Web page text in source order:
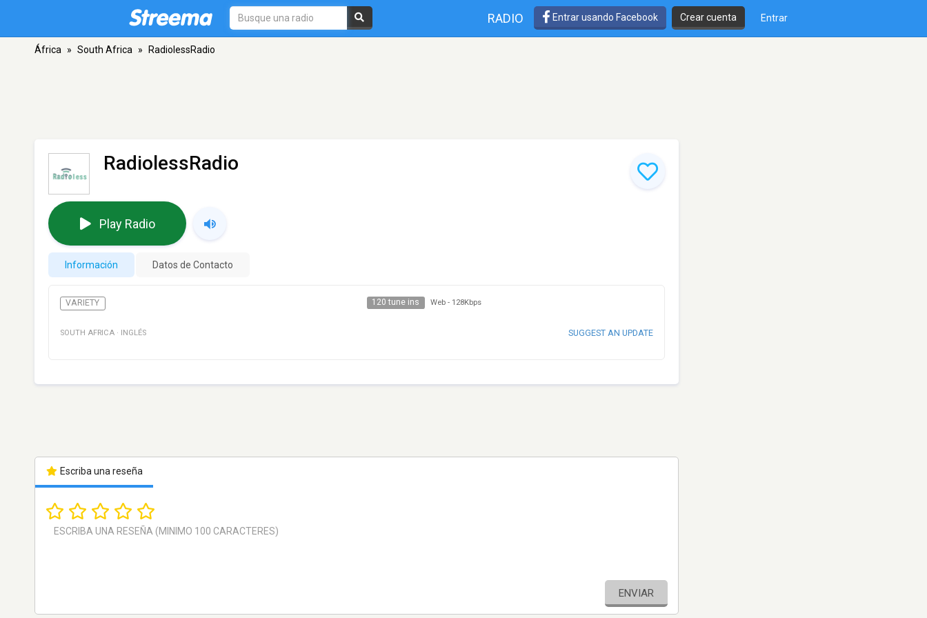
RADIO Entrar usando Facebook Crear cuenta Entrar
África » South Africa » RadiolessRadio
RadiolessRadio
Play Radio
Información Datos de Contacto
VARIETY 120 tune ins Web - 128Kbps
SOUTH AFRICA · INGLÉS SUGGEST AN UPDATE
Escriba una reseña
ENVIAR